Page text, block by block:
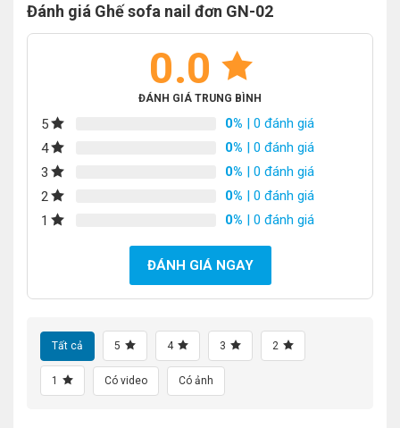
Đánh giá Ghế sofa nail đơn GN-02
0.0
ĐÁNH GIÁ TRUNG BÌNH
5 0% | 0 đánh giá
4
0% | 0 đánh giá
3
0% | 0 đánh giá
2
0% | 0 đánh giá
1
0% | 0 đánh giá
ĐÁNH GIÁ NGAY
Tất cả 5 4 3 2
1 Có video Có ảnh